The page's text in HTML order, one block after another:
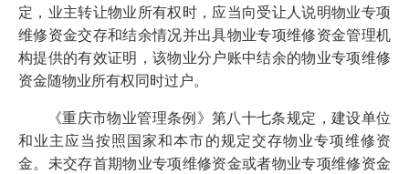
定，业主转让物业所有权时，应当向受让人说明物业专项
维修资金交存和结余情况并出具物业专项维修资金管理机
构提供的有效证明，该物业分户账中结余的物业专项维修
资金随物业所有权同时过户。
《重庆市物业管理条例》第八十七条规定，建设单位
和业主应当按照国家和本市的规定交存物业专项维修资
金。未交存首期物业专项维修资金或者物业专项维修资金